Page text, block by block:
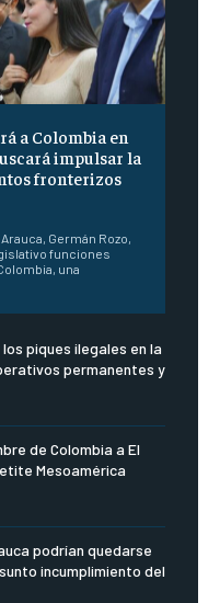
a Colombia en
impulsar la
fronterizos
Germán Rozo,
funciones
una
piques ilegales en la
permanentes y
de Colombia a El
Mesoamérica
podrían quedarse
incumplimiento del